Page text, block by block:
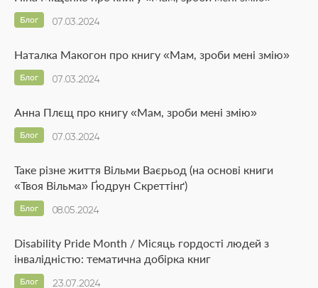
07.03.2024
Блог
Наталка Макогон про книгу «Мам, зроби мені змію»
07.03.2024
Блог
Анна Плєщ про книгу «Мам, зроби мені змію»
07.03.2024
Блог
Таке різне життя Вільми Ваєрьод (на основі книги
«Твоя Вільма» Ґюдрун Скреттінґ)
08.05.2024
Блог
Disability Pride Month / Місяць гордості людей з
інвалідністю: тематична добірка книг
23.07.2024
Блог